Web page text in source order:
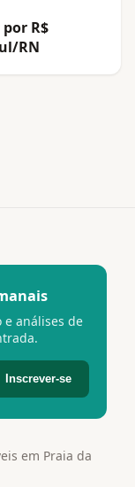
R$
RN
e análises de
Inscrever-se
em Praia da